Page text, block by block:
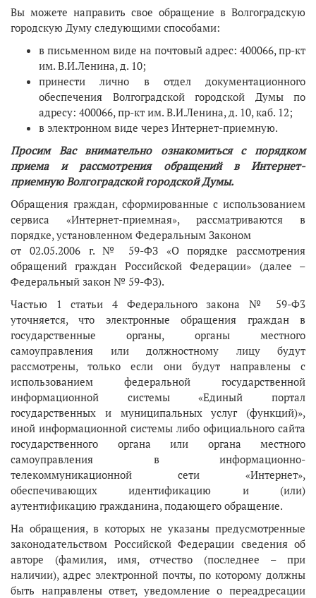
Вы можете направить свое обращение в Волгоградскую
городскую Думу следующими способами:
в письменном виде на почтовый адрес: 400066, пр-кт
им. В.И.Ленина, д. 10;
принести лично в отдел документационного
обеспечения Волгоградской городской Думы по
адресу: 400066, пр-кт им. В.И.Ленина, д. 10, каб. 12;
в электронном виде через Интернет-приемную.
Просим Вас внимательно ознакомиться с порядком
приема и рассмотрения обращений в Интернет-
приемную Волгоградской городской Думы.
Обращения граждан, сформированные с использованием
сервиса «Интернет-приемная», рассматриваются в
порядке, установленном Федеральным Законом
от 02.05.2006 г. № 59-ФЗ «О порядке рассмотрения
обращений граждан Российской Федерации» (далее –
Федеральный закон № 59-ФЗ).
Частью 1 статьи 4 Федерального закона № 59-Ф3
уточняется, что электронные обращения граждан в
государственные органы, органы местного
самоуправления или должностному лицу будут
рассмотрены, только если они будут направлены с
использованием федеральной государственной
информационной системы «Единый портал
государственных и муниципальных услуг (функций)»,
иной информационной системы либо официального сайта
государственного органа или органа местного
самоуправления в информационно-
телекоммуникационной сети «Интернет»,
обеспечивающих идентификацию и (или)
аутентификацию гражданина, подающего обращение.
На обращения, в которых не указаны предусмотренные
законодательством Российской Федерации сведения об
авторе (фамилия, имя, отчество (последнее – при
наличии), адрес электронной почты, по которому должны
быть направлены ответ, уведомление о переадресации